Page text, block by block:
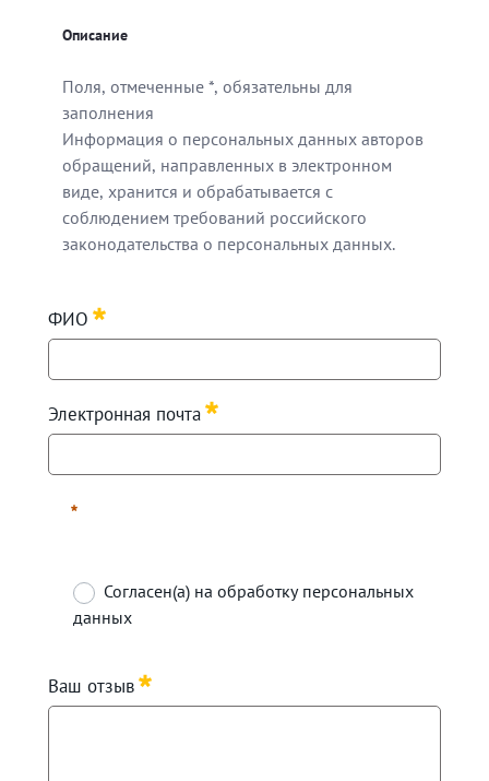
Описание
Поля, отмеченные *, обязательны для
заполнения
Информация о персональных данных авторов
обращений, направленных в электронном
виде, хранится и обрабатывается с
соблюдением требований российского
законодательства о персональных данных.
Информация о персональных данных авторов
ФИО
Электронная почта
Согласен(а) на обработку персональных
данных
Ваш отзыв